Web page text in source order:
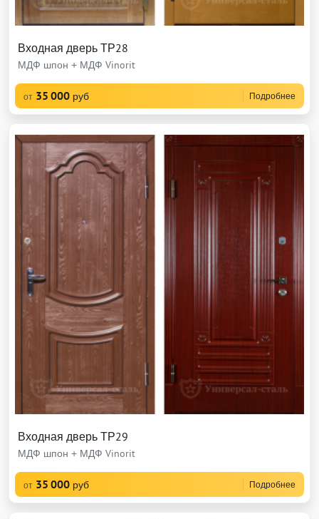
Входная дверь ТР28
МДФ шпон + МДФ Vinorit
от 35 000 руб Подробнее
Входная дверь ТР29
МДФ шпон + МДФ Vinorit
от 35 000 руб Подробнее